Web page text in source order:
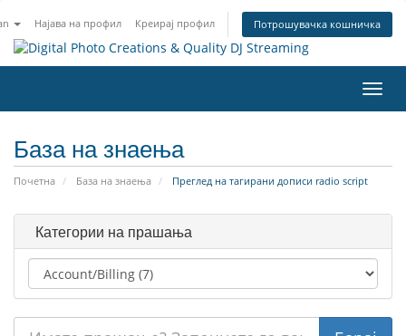
Најава на профил Креирај профил Потрошувачка кошничка
ја
База на знаења
Почетна База на знаења Преглед на тагирани дописи radio script
Категории на прашања